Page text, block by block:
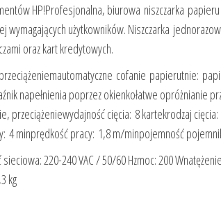
HP!Profesjonalna, biurowa niszczarka
użytkowników. Niszczarka
oraz kart kredytowych.
cofanie papierutnie:
napełnienia poprzez okienkołatwe opróżnianie
przeciążeniewydajność cięcia: 8 kartekrodzaj
4 minprędkość pracy: 1,8 m/minpojemność
220-240 VAC / 50/60 Hzmoc: 200
kg